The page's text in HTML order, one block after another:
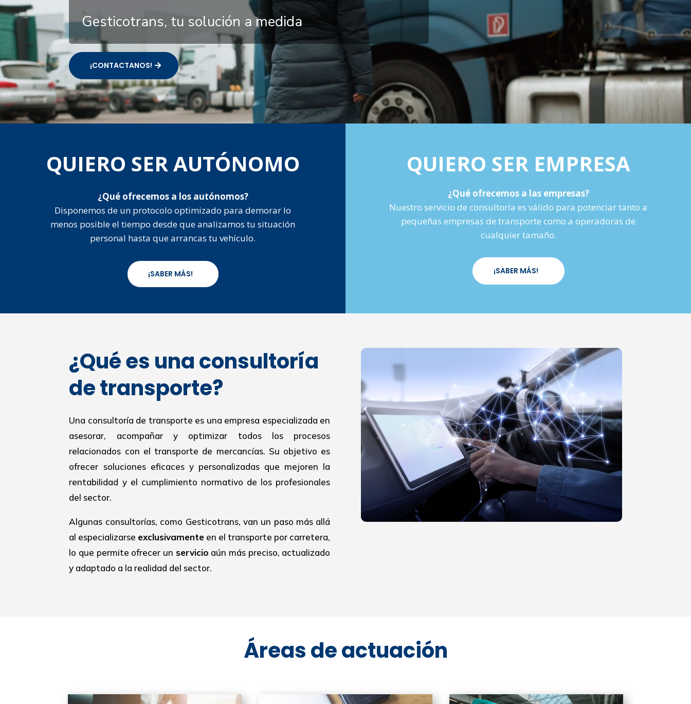
Gesticotrans, tu solución a medida
¡CONTACTANOS!
QUIERO SER AUTÓNOMO
¿Qué ofrecemos a los autónomos?
Disponemos de un protocolo optimizado para demorar lo
menos posible el tiempo desde que analizamos tu situación
personal hasta que arrancas tu vehículo.
¡SABER MÁS!
QUIERO SER EMPRESA
¿Qué ofrecemos a las empresas?
Nuestro servicio de consultoría es válido para potenciar tanto a
pequeñas empresas de transporte como a operadoras de
cualquier tamaño.
¡SABER MÁS!
¿Qué es una consultoría
de transporte?
Una consultoría de transporte es una empresa especializada en
asesorar, acompañar y optimizar todos los procesos
relacionados con el transporte de mercancías. Su objetivo es
ofrecer soluciones eficaces y personalizadas que mejoren la
rentabilidad y el cumplimiento normativo de los profesionales
del sector.
Algunas consultorías, como Gesticotrans, van un paso más allá
al especializarse exclusivamente en el transporte por carretera,
lo que permite ofrecer un servicio aún más preciso, actualizado
y adaptado a la realidad del sector.
Áreas de actuación